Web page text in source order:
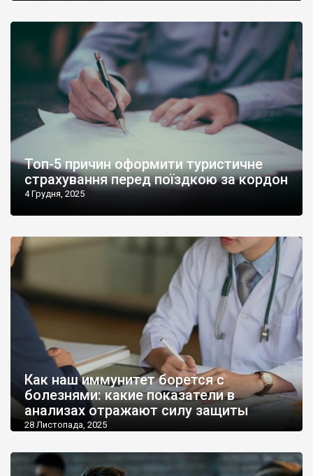
Топ-5 причин оформити туристичне
страхування перед поїздкою за кордон
4 Грудня, 2025
Как наш иммунитет борется с
болезнями: какие показатели в
анализах отражают силу защиты
28 Листопада, 2025